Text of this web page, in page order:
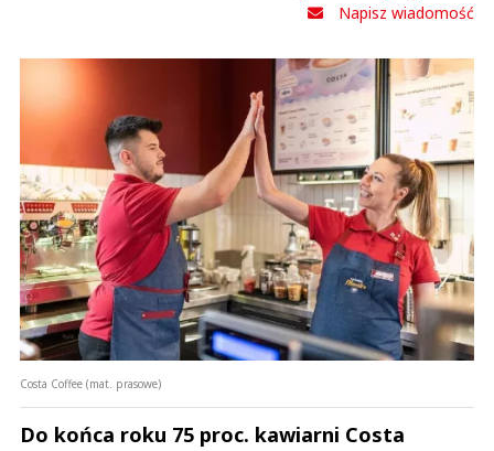
Napisz wiadomość
Costa Coffee (mat. prasowe)
Do końca roku 75 proc. kawiarni Costa